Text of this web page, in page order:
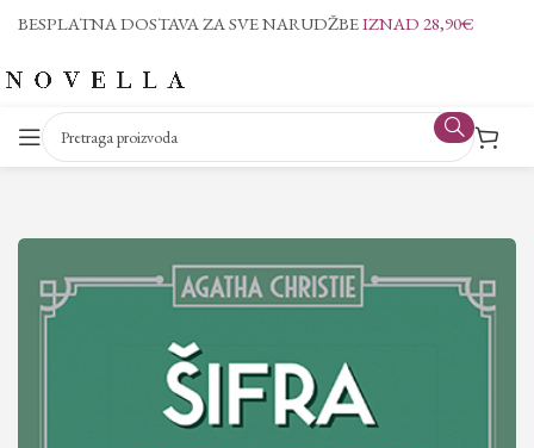
BESPLATNA DOSTAVA ZA SVE NARUDŽBEIZNAD 28,90€